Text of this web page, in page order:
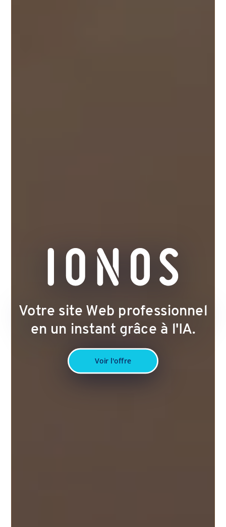
Votre site Web professionnel
en un instant grâce à l'IA.
Voir l'offre